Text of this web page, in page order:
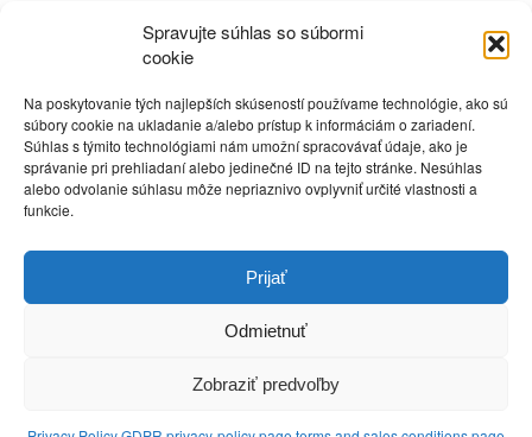
Spravujte súhlas so súbormi
cookie
Na poskytovanie tých najlepších skúseností používame technológie, ako sú
súbory cookie na ukladanie a/alebo prístup k informáciám o zariadení.
Súhlas s týmito technológiami nám umožní spracovávať údaje, ako je
správanie pri prehliadaní alebo jedinečné ID na tejto stránke. Nesúhlas
alebo odvolanie súhlasu môže nepriaznivo ovplyvniť určité vlastnosti a
funkcie.
Prijať
Odmietnuť
Zobraziť predvoľby
vnúčat a pravnúčat z posledných síl žehnala rodičom a detičkám
krížikom na čelo
požehnanie.
Horlivosťou, neúnavnou snahou a vynaliezavou tvorivosťou
všetko vybaviť,
zariadiť a zabezpečiť, mama, stará mama a prastará mama Marta
– familiárne
patrónky svätej Marty z Betánie.